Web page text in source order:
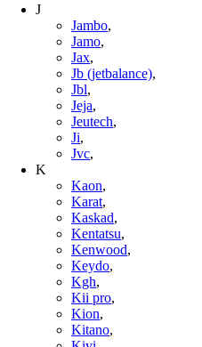
J
Jambo,
Jamo,
Jax,
Jb (jetbalance),
Jbl,
Jeja,
Jeutech,
Ji,
Jvc,
K
Kaon,
Karat,
Kaskad,
Kentatsu,
Kenwood,
Keydo,
Kgh,
Kii pro,
Kion,
Kitano,